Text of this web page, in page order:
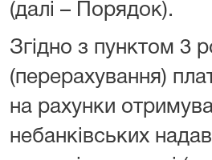
(далі – Порядок).
Згідно з пунктом 3
(перерахування)
на рахунки
небанківських